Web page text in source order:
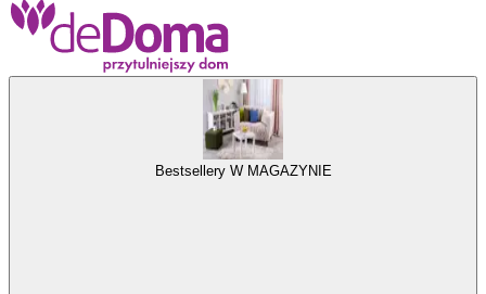
Bestsellery W MAGAZYNIE